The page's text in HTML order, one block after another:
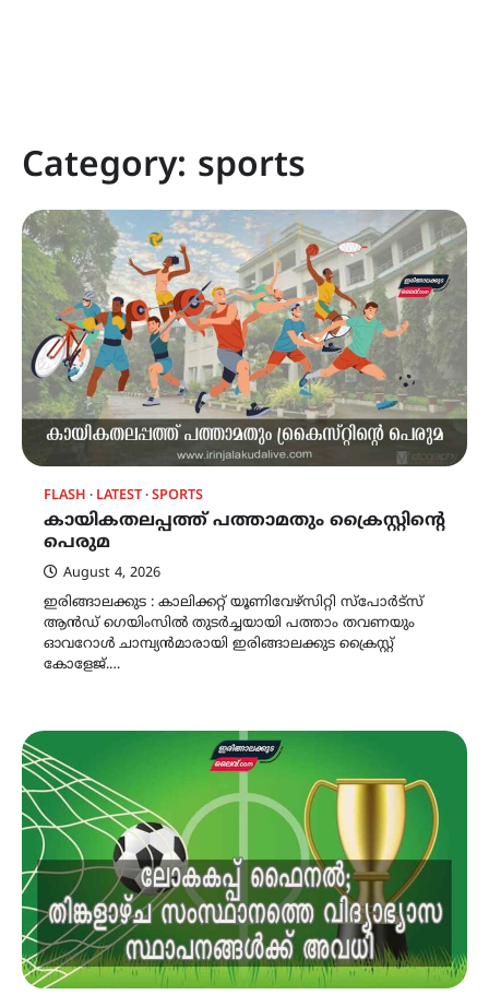
Category: sports
FLASH LATEST SPORTS
കായികതലപ്പത്ത് പത്താമതും ക്രൈസ്റ്റിന്റെ
പെരുമ
August 4, 2026
ഇരിങ്ങാലക്കുട : കാലിക്കറ്റ്‌ യൂണിവേഴ്സിറ്റി സ്പോർട്സ്
ആൻഡ് ഗെയിംസിൽ തുടർച്ചയായി പത്താം തവണയും
ഓവറോൾ ചാമ്പ്യൻമാരായി ഇരിങ്ങാലക്കുട ക്രൈസ്റ്റ്
കോളേജ്.…